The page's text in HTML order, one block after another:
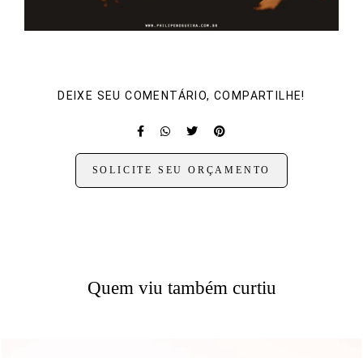
DEIXE SEU COMENTÁRIO, COMPARTILHE!
SOLICITE SEU ORÇAMENTO
Quem viu também curtiu